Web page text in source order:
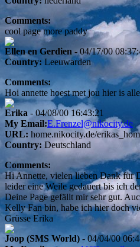
Comments:
cool page more paddy
Ellen en Gerdien - 04/17/00
Country: Leeuwarden
Comments:
Hoi annette hoest met jou hier is
Erika - 04/08/00 16:43:21
My Email:E.Frenzel@nikocity.de
URL: home.nikocity.de/
Country: Deutschland
Comments:
Hi Annette, vielen lieben Dank für
leider eine Weile gedauert bis ich
Deine Page gefällt mir sehr gut.
Kelly Fan bin, habe ich hier doch
Grüsse Erika
Joop (SMS World) - 04/04/00